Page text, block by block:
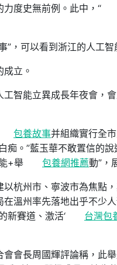
度史無前例。此中，“
”，可以看到浙江的人工
立。
智能立異成長年夜會，
包養故事并組織實行全
痴。”藍玉華不敢置信的
+舉 包養網推薦動”，
以杭州市、寧波市為焦點
在溫州率先落地出乎不少
新賽道、激活‘
台灣包
會會長周國輝評論稱，此